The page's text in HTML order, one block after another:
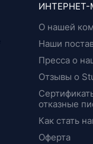
О нашей
Наши
Пресса о
Отзывы о
отказные
Как стать
Оферта